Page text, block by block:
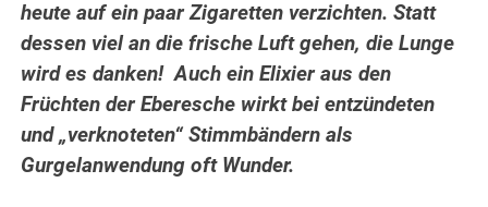
heute auf ein paar Zigaretten verzichten. Statt
dessen viel an die frische Luft gehen, die Lunge
wird es danken! Auch ein Elixier aus den
Früchten der Eberesche wirkt bei entzündeten
und „verknoteten“ Stimmbändern als
Gurgelanwendung oft Wunder.